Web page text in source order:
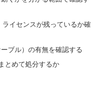
イセンスが残っているか確
ブル）の有無を確認する
とめて処分するか